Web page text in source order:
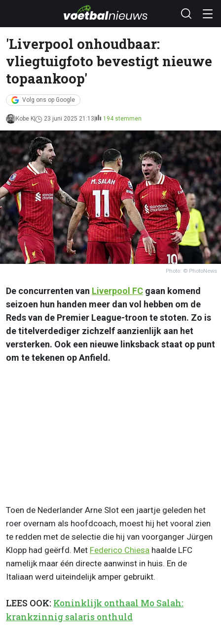
'Liverpool onhoudbaar:
vliegtuigfoto bevestigt nieuwe
topaankoop'
Volg ons op Google
Kobe K 23 juni 2025 21:13 194 stemmen
Photo: © PhotoNews
De concurrenten van Liverpool FC gaan komend
seizoen hun handen meer dan vol hebben om de
Reds van de Premier League-troon te stoten. Zo is
de titelverdediger zichzelf aanzienlijk aan het
versterken. Ook een nieuwe linksback staat op punt
om te tekenen op Anfield.
Toen de Nederlander Arne Slot een jaartje geleden het
roer overnam als hoofdcoach, moest hij het vooral zien
te redden met de selectie die hij van voorganger Jürgen
Klopp had geërfd. Met Federico Chiesa haalde LFC
namelijk maar één directe aanwinst in huis. En de
Italiaan werd uiteindelijk amper gebruikt.
LEES OOK: Koninklijk onthaal Mo Salah:
krankzinnig salaris onthuld